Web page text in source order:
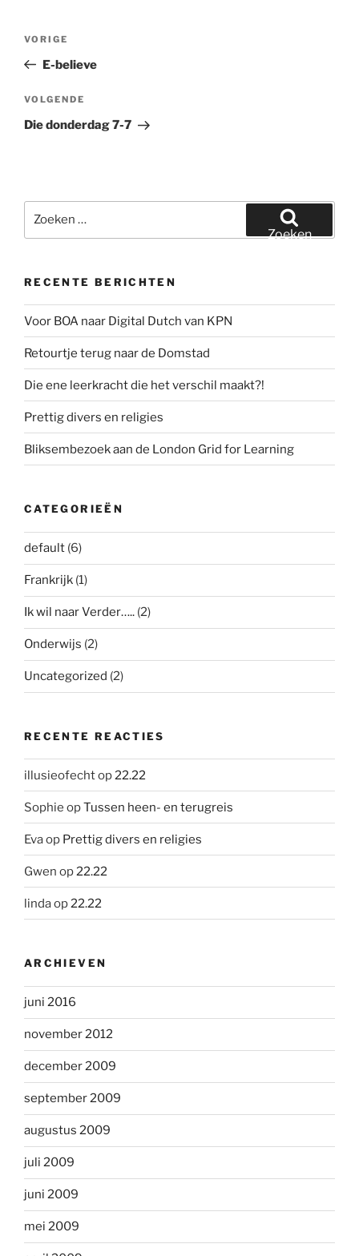
Vorig
bericht
VORIGE
E-believe
Volgend
bericht
VOLGENDE
Die donderdag 7-7
naar:
Zoeken
RECENTE BERICHTEN
Voor BOA naar Digital Dutch van KPN
Retourtje terug naar de Domstad
Die ene leerkracht die het verschil maakt?!
Prettig divers en religies
Bliksembezoek aan de London Grid for Learning
CATEGORIEËN
default (6)
Frankrijk (1)
Ik wil naar Verder….. (2)
Onderwijs (2)
Uncategorized (2)
RECENTE REACTIES
illusieofechtop22.22
Sophie opTussen heen- en terugreis
Evaop Prettig divers en religies
Gwen op22.22
lindaop22.22
ARCHIEVEN
juni 2016
november 2012
december 2009
september 2009
augustus 2009
juli 2009
juni 2009
mei 2009